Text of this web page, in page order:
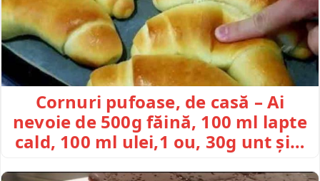
Cornuri pufoase, de casă – Ai
nevoie de 500g făină, 100 ml lapte
cald, 100 ml ulei,1 ou, 30g unt și…